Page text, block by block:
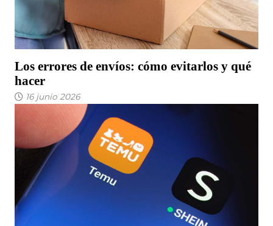
Los errores de envíos: cómo evitarlos y qué
hacer
16 junio 2026